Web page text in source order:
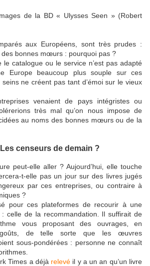
de la BD « Ulysses Seen » (Robert
aux Européens, sont très prudes :
des bonnes mœurs : pourquoi pas ?
le catalogue ou le service n’est pas adapté
Europe beaucoup plus souple sur ces
ne créent pas tant d’émoi sur le vieux
venaient de pays intégristes ou
très mal qu’on nous impose de
au noms des bonnes mœurs ou de la
censeurs de demain ?
peut-elle aller ? Aujourd’hui, elle touche
t-elle pas un jour sur des livres jugés
par ces entreprises, ou contraire à
?
pour ces plateformes de recourir à une
celle de la recommandation. Il suffirait de
vous proposant des ouvrages, en
de telle sorte que les œuvres
sous-pondérées : personne ne connaît
Times a déjà relevé il y a un an qu’un livre